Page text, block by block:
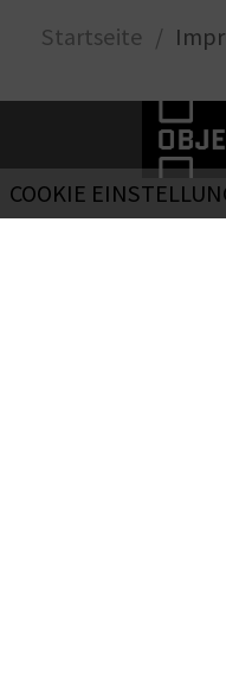
Startseite
COOKIE